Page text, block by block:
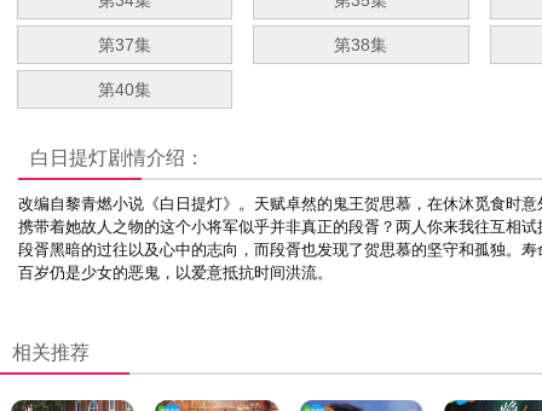
第37集 第38集
第40集
白日提灯剧情介绍：
改编自黎青燃小说《白日提灯》。 天赋卓然的鬼王贺思慕，在休沐觅食时
携带着她故人之物的这个小将军似乎并非真正的段胥？两人你来我往互相
段胥黑暗的过往以及心中的志向，而段胥也发现了贺思慕的坚守和孤独。
百岁仍是少女的恶鬼，以爱意抵抗时间洪流。
相关推荐